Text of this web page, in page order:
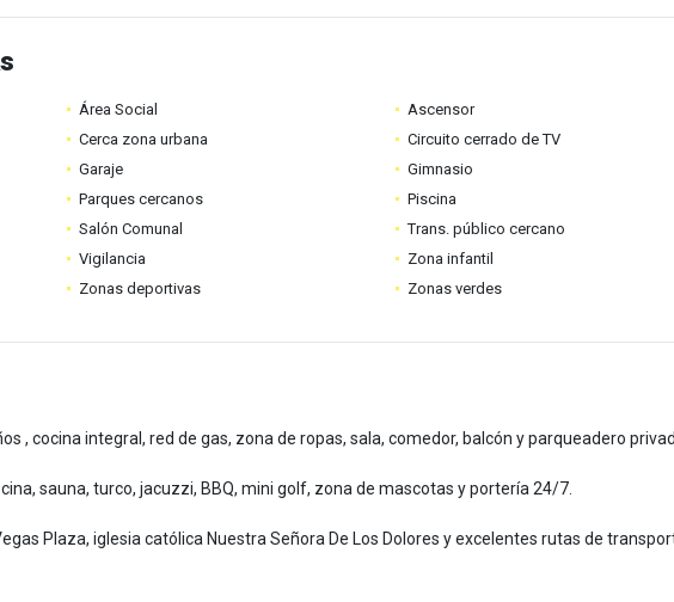
Área Social
Ascensor
Cerca zona urbana
Circuito cerrado de TV
Garaje
Gimnasio
Parques cercanos
Piscina
Salón Comunal
Trans. público cercano
Vigilancia
Zona infantil
Zonas deportivas Zonas verdes
, cocina integral, red de gas, zona de ropas, sala, comedor, balcón y parqueadero
sauna, turco, jacuzzi, BBQ, mini golf, zona de mascotas y portería 24/7.
Plaza, iglesia católica Nuestra Señora De Los Dolores y excelentes rutas de